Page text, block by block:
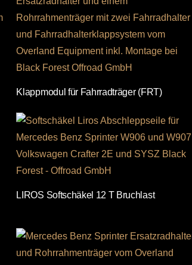
Klappmodul für Fahrradträger (FRT)
LIROS Softschäkel 12 T Bruchlast